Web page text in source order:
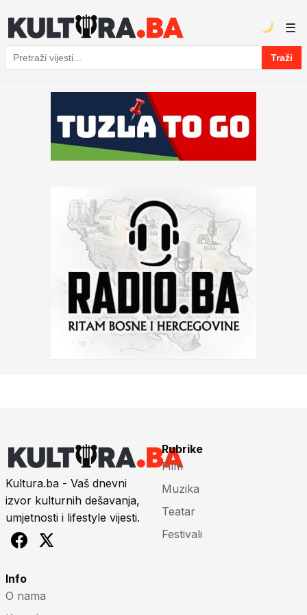
Pretraga
Traži
☰
Kultura.ba - Vaš dnevni
izvor kulturnih dešavanja,
umjetnosti i lifestyle vijesti.
Rubrike
Film
Muzika
Teatar
Festivali
Info
O nama